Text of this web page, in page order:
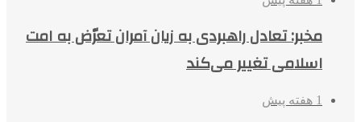
مخبر: تعادل راهبردی به زیان آمران تعرّض به امت
اسلامی تغییر می‌کند
1 هفته پیش